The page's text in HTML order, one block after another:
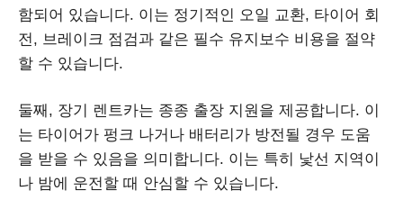
함되어 있습니다. 이는 정기적인 오일 교환, 타이어 회
전, 브레이크 점검과 같은 필수 유지보수 비용을 절약
할 수 있습니다.
둘째, 장기 렌트카는 종종 출장 지원을 제공합니다. 이
는 타이어가 펑크 나거나 배터리가 방전될 경우 도움
을 받을 수 있음을 의미합니다. 이는 특히 낯선 지역이
나 밤에 운전할 때 안심할 수 있습니다.